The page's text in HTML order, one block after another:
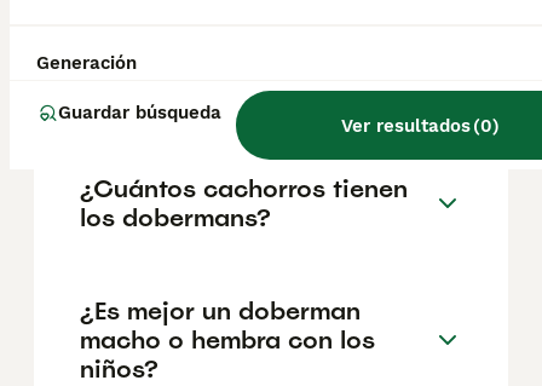
Generación
Guardar búsqueda
Ver resultados(0)
¿Cómo son los dobermans
con los niños?
¿Cuántos cachorros tienen
los dobermans?
¿Es mejor un doberman
macho o hembra con los
niños?